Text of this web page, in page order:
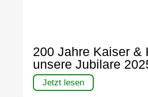
200 Jahre Kaiser &
unsere Jubilare
Jetzt lesen